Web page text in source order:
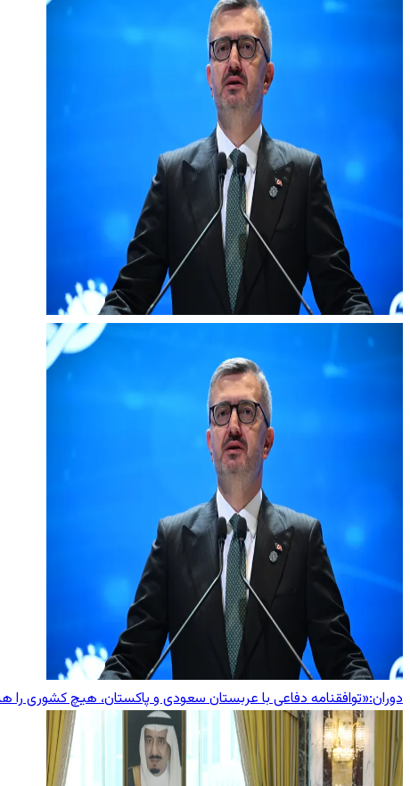
دوران:«توافقنامه دفاعی با عربستان سعودی و پاکستان، هیچ کشوری را